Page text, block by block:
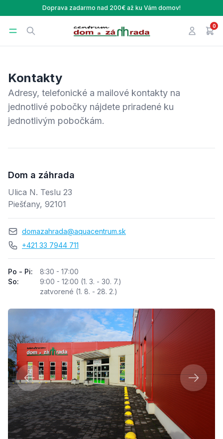
Doprava zadarmo nad 200€ až ku Vám domov!
Open menu
Search Centrum Dom a Záhrada 0
v
Kontakty
Adresy, telefonické a mailové kontakty na
jednotlivé pobočky nájdete priradené ku
jednotlivým pobočkám.
Dom a záhrada
Adresa
Ulica N. Teslu 23
Piešťany, 92101
Emaildomazahrada@aquacentrum.sk
Telefón+421 33 7944 711
Otváracia doba
Po - Pi:
8:30 - 17:00
So:
9:00 - 12:00 (1. 3. - 30. 7.)
zatvorené (1. 8. - 28. 2.)
Predchádzajúci